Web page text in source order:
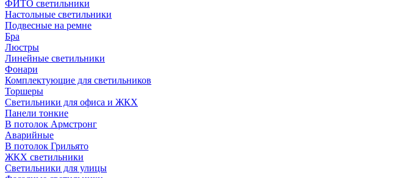
ФИТО светильники
Настольные светильники
Подвесные на ремне
Бра
Люстры
Линейные светильники
Фонари
Комплектующие для светильников
Торшеры
Светильники для офиса и ЖКХ
Панели тонкие
В потолок Армстронг
Аварийные
В потолок Грильято
ЖКХ светильники
Светильники для улицы